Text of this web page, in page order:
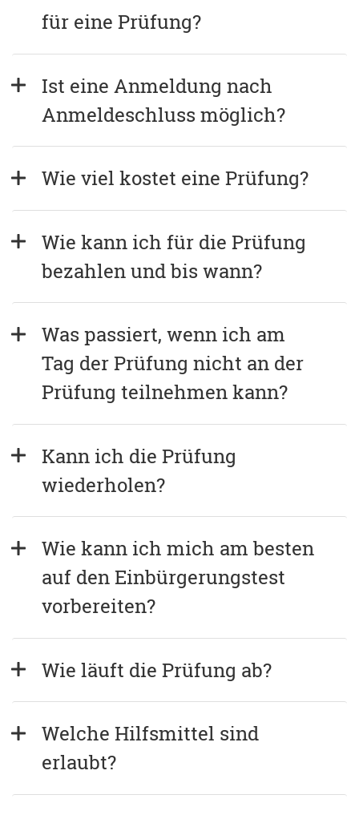
für eine Prüfung?
Ist eine Anmeldung nach
Anmeldeschluss möglich?
Wie viel kostet eine Prüfung?
Wie kann ich für die Prüfung
bezahlen und bis wann?
Was passiert, wenn ich am
Tag der Prüfung nicht an der
Prüfung teilnehmen kann?
Kann ich die Prüfung
wiederholen?
Wie kann ich mich am besten
auf den Einbürgerungstest
vorbereiten?
Wie läuft die Prüfung ab?
Welche Hilfsmittel sind
erlaubt?